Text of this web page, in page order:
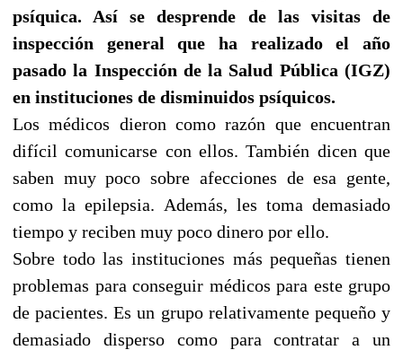
psíquica. Así se desprende de las visitas de
inspección general que ha realizado el año
pasado la Inspección de la Salud Pública (IGZ)
en instituciones de disminuidos psíquicos.
Los médicos dieron como razón que encuentran
difícil comunicarse con ellos. También dicen que
saben muy poco sobre afecciones de esa gente,
como la epilepsia. Además, les toma demasiado
tiempo y reciben muy poco dinero por ello.
Sobre todo las instituciones más pequeñas tienen
problemas para conseguir médicos para este grupo
de pacientes. Es un grupo relativamente pequeño y
demasiado disperso como para contratar a un